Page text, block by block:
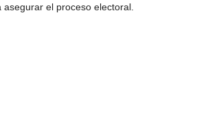
el proceso electoral.